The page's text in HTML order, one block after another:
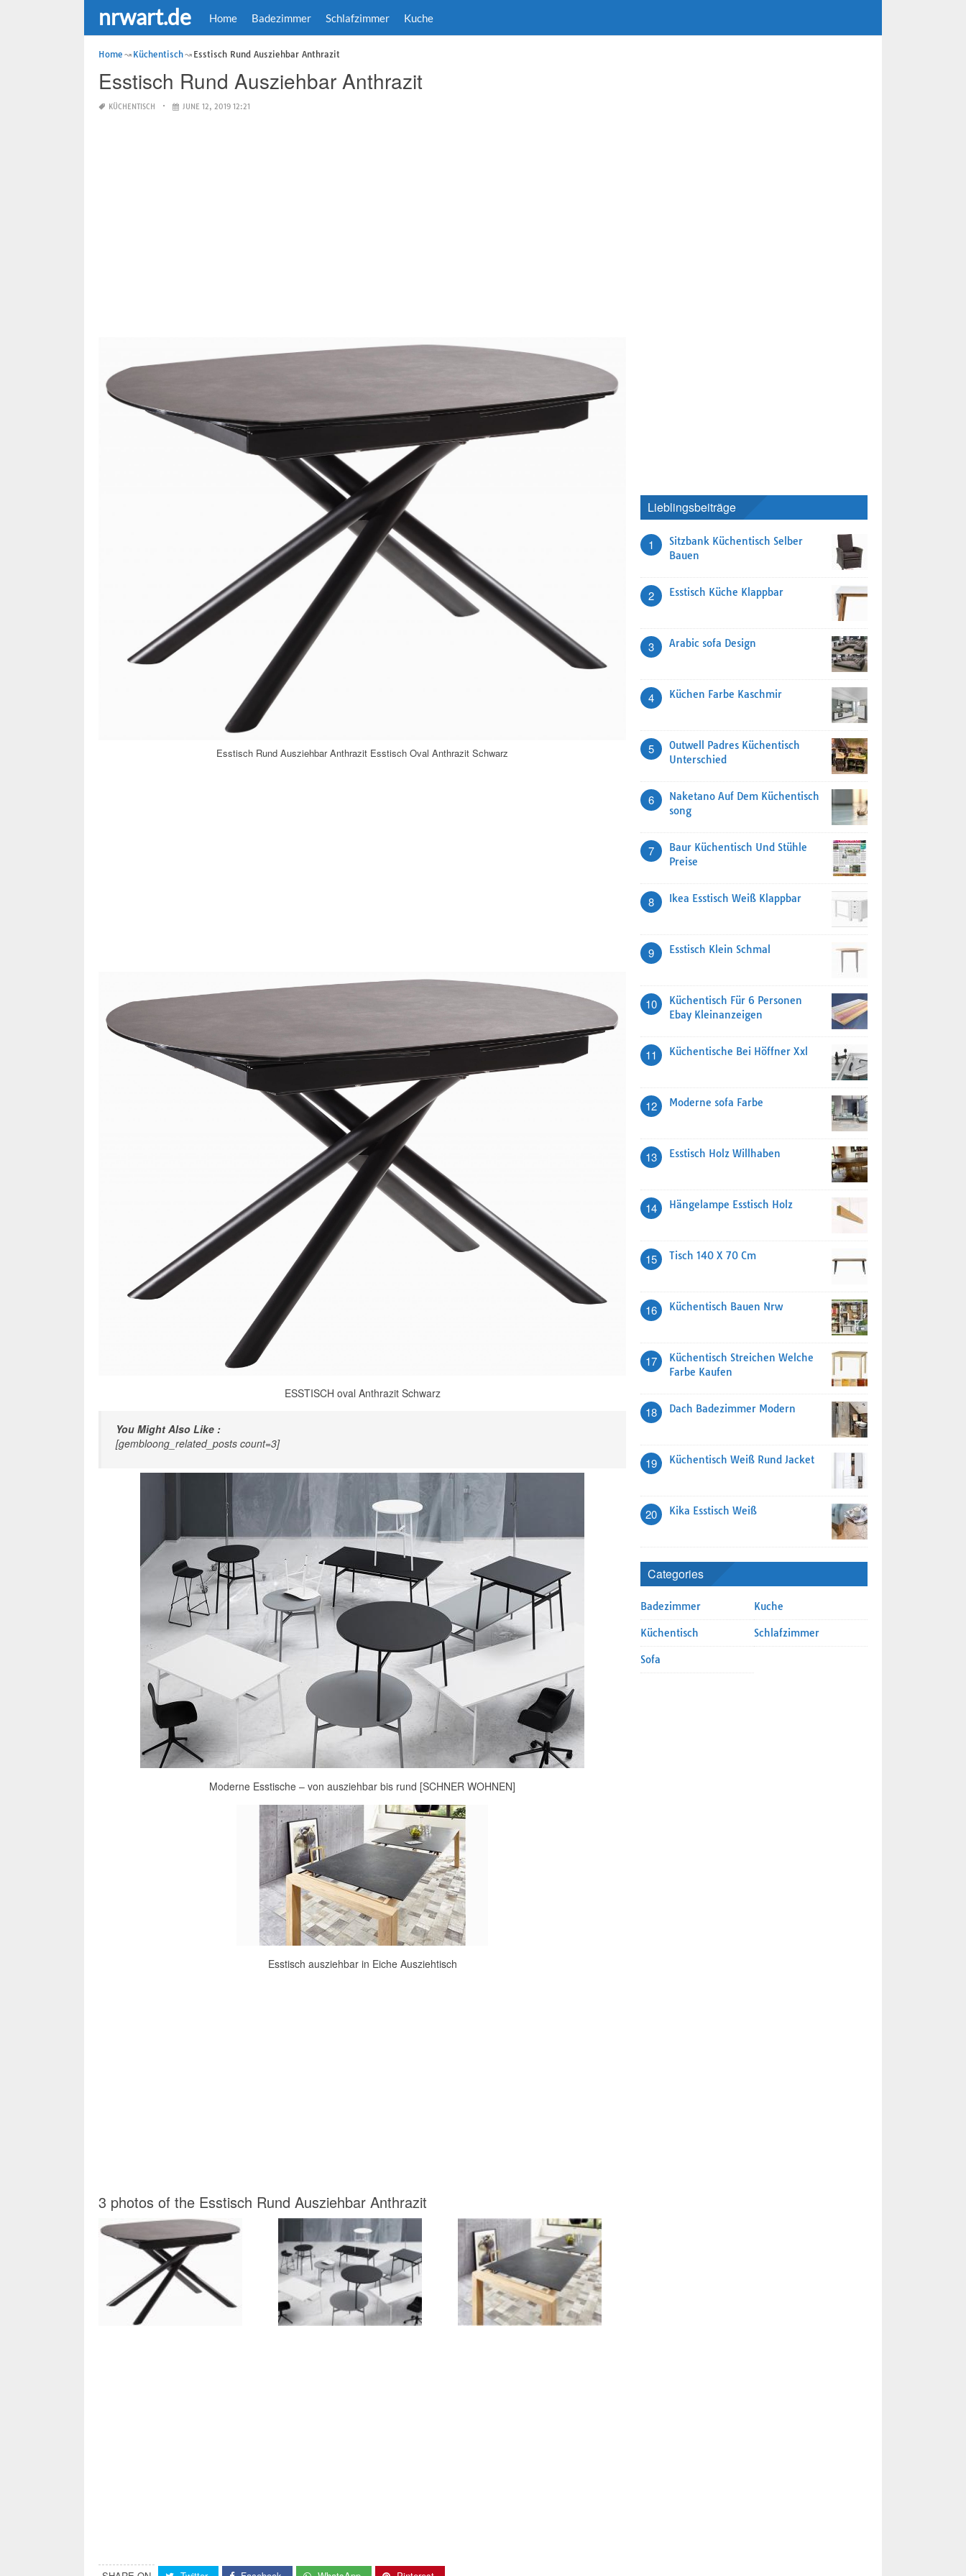
nrwart.de Home Badezimmer Schlafzimmer Kuche
Home Küchentisch Esstisch Rund Ausziehbar Anthrazit
Esstisch Rund Ausziehbar Anthrazit
KÜCHENTISCH JUNE 12, 2019 12:21
Esstisch Rund Ausziehbar Anthrazit Esstisch Oval Anthrazit Schwarz
ESSTISCH oval Anthrazit Schwarz
You Might Also Like :
[gembloong_related_posts count=3]
Moderne Esstische – von ausziehbar bis rund [SCHNER WOHNEN]
Esstisch ausziehbar in Eiche Ausziehtisch
3 photos of the Esstisch Rund Ausziehbar Anthrazit
Lieblingsbeiträge
1
Sitzbank Küchentisch Selber
Bauen
2 Esstisch Küche Klappbar
3 Arabic sofa Design
4 Küchen Farbe Kaschmir
5
Outwell Padres Küchentisch
Unterschied
6
Naketano Auf Dem Küchentisch
song
7
Baur Küchentisch Und Stühle
Preise
8 Ikea Esstisch Weiß Klappbar
9 Esstisch Klein Schmal
10
Küchentisch Für 6 Personen
Ebay Kleinanzeigen
11 Küchentische Bei Höffner Xxl
12 Moderne sofa Farbe
13 Esstisch Holz Willhaben
14 Hängelampe Esstisch Holz
15 Tisch 140 X 70 Cm
16 Küchentisch Bauen Nrw
17
Küchentisch Streichen Welche
Farbe Kaufen
18 Dach Badezimmer Modern
19 Küchentisch Weiß Rund Jacket
20 Kika Esstisch Weiß
Categories
Badezimmer Kuche
Küchentisch Schlafzimmer
Sofa